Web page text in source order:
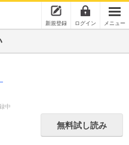
新規登録 ログイン メニュー
中
無料試し読み